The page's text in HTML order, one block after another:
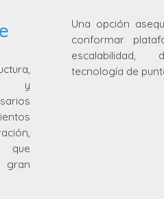
y
que
Una opción
conformar
escalabilidad,
tecnología de